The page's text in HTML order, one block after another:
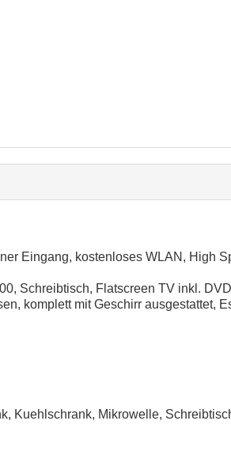
Eingang, kostenloses WLAN, High
Schreibtisch, Flatscreen TV inkl.
komplett mit Geschirr ausgestattet,
Kuehlschrank, Mikrowelle,